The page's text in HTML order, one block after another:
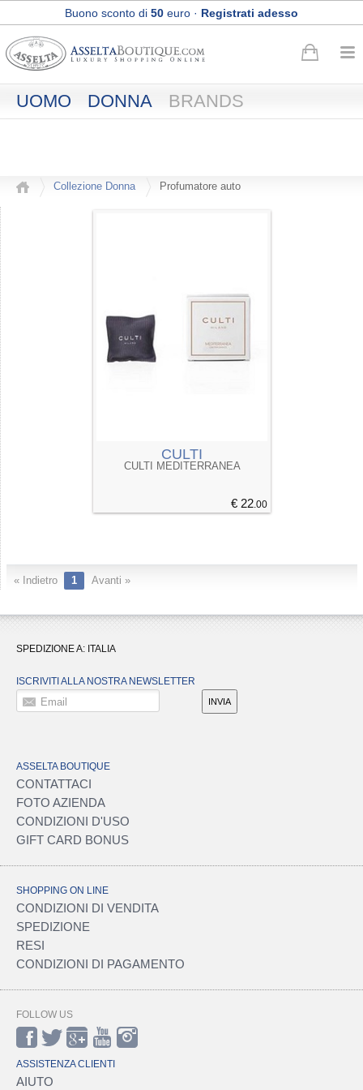
Buono sconto di 50 euro · Registrati adesso
UOMO DONNA BRANDS
Collezione Donna Profumatore auto
CULTI
CULTI MEDITERRANEA
€ 22.00
« Indietro 1 Avanti »
SPEDIZIONE A: ITALIA
ISCRIVITI ALLA NOSTRA NEWSLETTER
Email INVIA
ASSELTA BOUTIQUE
CONTATTACI
FOTO AZIENDA
CONDIZIONI D'USO
GIFT CARD BONUS
SHOPPING ON LINE
CONDIZIONI DI VENDITA
SPEDIZIONE
RESI
CONDIZIONI DI PAGAMENTO
FOLLOW US
ASSISTENZA CLIENTI
AIUTO